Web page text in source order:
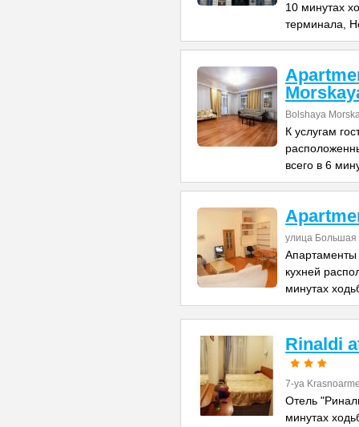
10 минутах
терминала,
Bolshaya
К услугам
всего в 6
улица Большая
кухней
минутах
Rinaldi
7-ya
Отель
минутах